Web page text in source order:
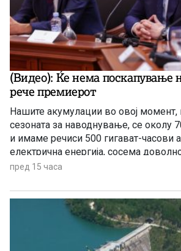
(Видео): Ќе нема поскапување
рече премиерот
Нашите акумулации во овој момент,
сезоната за наводнување, се околу
и имаме речиси 500 гигават-часови
електрична енергија, сосема
чувствуваме безбедни, комотни и
индустријата. И нема да правиме
конференции, вели премиерот
пред 15 часа